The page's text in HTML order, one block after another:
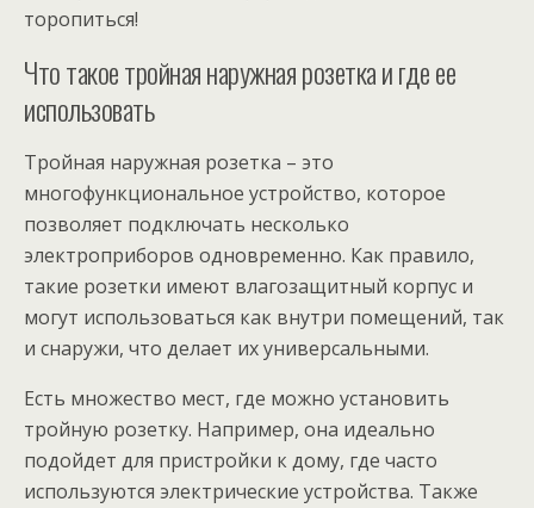
торопиться!
Что такое тройная наружная розетка и где ее
использовать
Тройная наружная розетка – это
многофункциональное устройство, которое
позволяет подключать несколько
электроприборов одновременно. Как правило,
такие розетки имеют влагозащитный корпус и
могут использоваться как внутри помещений, так
и снаружи, что делает их универсальными.
Есть множество мест, где можно установить
тройную розетку. Например, она идеально
подойдет для пристройки к дому, где часто
используются электрические устройства. Также